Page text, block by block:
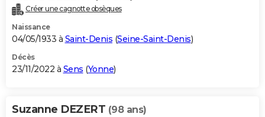
Créer une cagnotte obsèques
Naissance
04/05/1933 à Saint-Denis (Seine-Saint-Denis)
Décès
23/11/2022 à Sens (Yonne)
Suzanne DEZERT (98 ans)